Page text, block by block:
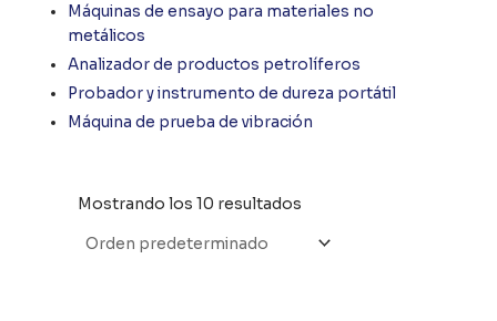
Máquinas de ensayo para materiales no
metálicos
Analizador de productos petrolíferos
Probador y instrumento de dureza portátil
Máquina de prueba de vibración
Mostrando los 10 resultados